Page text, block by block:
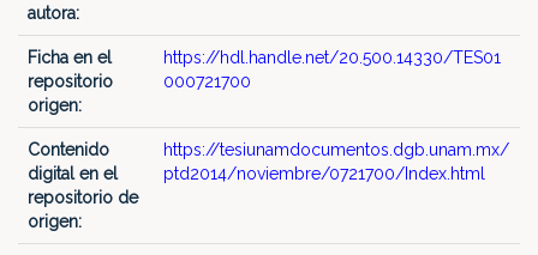
autora:
Ficha en el
repositorio
origen:
https://hdl.handle.net/20.500.14330/TES01
000721700
Contenido
digital en el
repositorio de
origen:
https://tesiunamdocumentos.dgb.unam.mx/
ptd2014/noviembre/0721700/Index.html